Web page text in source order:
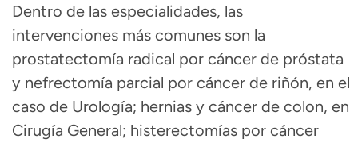
Dentro de las especialidades, las
intervenciones más comunes son la
prostatectomía radical por cáncer de próstata
y nefrectomía parcial por cáncer de riñón, en el
caso de Urología; hernias y cáncer de colon, en
Cirugía General; histerectomías por cáncer